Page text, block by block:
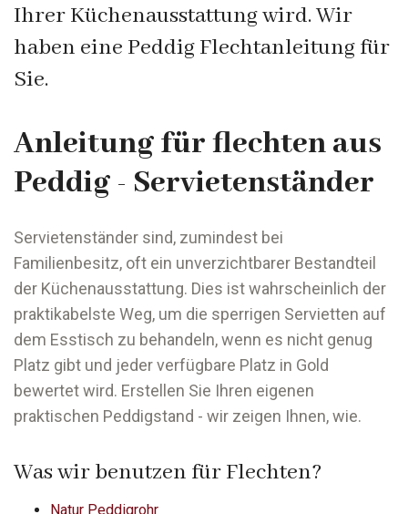
Ihrer Küchenausstattung wird. Wir
haben eine Peddig Flechtanleitung für
Sie.
Anleitung für flechten aus
Peddig - Servietenständer
Servietenständer sind, zumindest bei
Familienbesitz, oft ein unverzichtbarer Bestandteil
der Küchenausstattung. Dies ist wahrscheinlich der
praktikabelste Weg, um die sperrigen Servietten auf
dem Esstisch zu behandeln, wenn es nicht genug
Platz gibt und jeder verfügbare Platz in Gold
bewertet wird. Erstellen Sie Ihren eigenen
praktischen Peddigstand - wir zeigen Ihnen, wie.
Was wir benutzen für Flechten?
Natur Peddigrohr